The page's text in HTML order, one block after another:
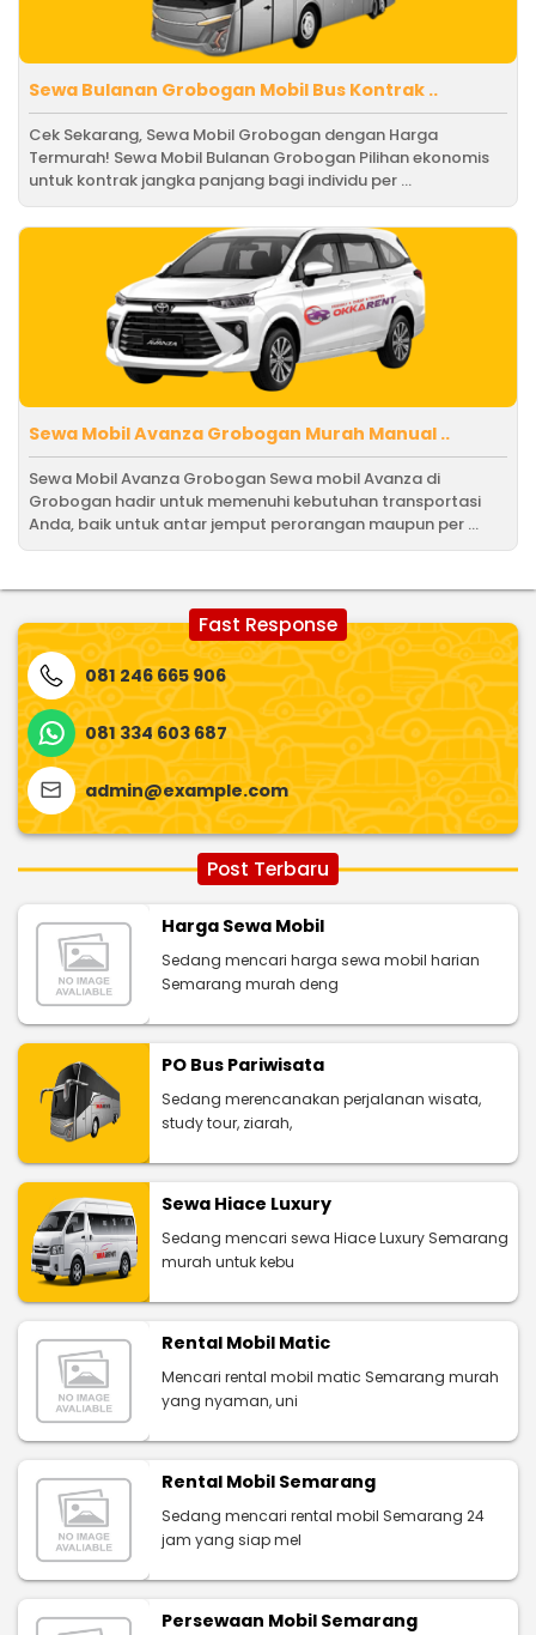
Sewa Bulanan Grobogan Mobil Bus Kontrak ..
Cek Sekarang, Sewa Mobil Grobogan dengan Harga
Termurah! Sewa Mobil Bulanan Grobogan Pilihan ekonomis
untuk kontrak jangka panjang bagi individu per ...
Sewa Mobil Avanza Grobogan Murah Manual ..
Sewa Mobil Avanza Grobogan Sewa mobil Avanza di
Grobogan hadir untuk memenuhi kebutuhan transportasi
Anda, baik untuk antar jemput perorangan maupun per ...
Fast Response
081 246 665 906
081 334 603 687
admin@example.com
Post Terbaru
Harga Sewa Mobil
Sedang mencari harga sewa mobil harian
Semarang murah deng
PO Bus Pariwisata
Sedang merencanakan perjalanan wisata,
study tour, ziarah,
Sewa Hiace Luxury
Sedang mencari sewa Hiace Luxury Semarang
murah untuk kebu
Rental Mobil Matic
Mencari rental mobil matic Semarang murah
yang nyaman, uni
Rental Mobil Semarang
Sedang mencari rental mobil Semarang 24
jam yang siap mel
Persewaan Mobil Semarang